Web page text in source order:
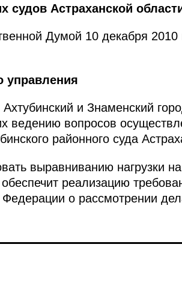
судов Астраханской
Думой 10 декабря
управления
и Знаменский
ведению вопросов
районного суда
выравниванию нагрузки
реализацию
Федерации о рассмотрении